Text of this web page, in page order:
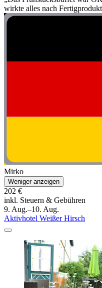
wirkte alles nach
Mirko
Weniger anzeigen
202 €
inkl. Steuern & Gebühren
9. Aug.–10. Aug.
Aktivhotel Weißer Hirsch